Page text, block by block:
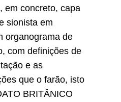
em concreto, capa
sionista em
organograma de
com definições de
e as
que o farão, isto
BRITÂNICO